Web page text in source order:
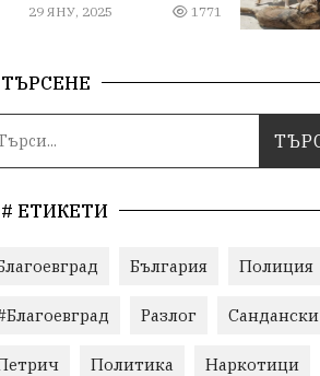
29 ЯНУ, 2025 1771
ТЪРСЕНЕ
# ЕТИКЕТИ
България Полиция
Разлог Сандански
Политика Наркотици